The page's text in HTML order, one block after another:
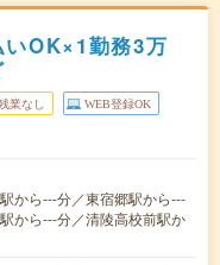
OK×1勤務3万
業なし WEB登録OK
から---分／東宿郷駅から---
から---分／清陵高校前駅か